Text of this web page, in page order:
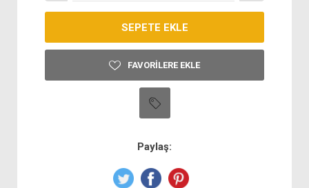
FAVORILERE EKLE
Paylaş: